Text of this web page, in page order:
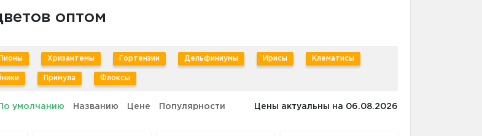
оптом
Пионы Хризантемы Гортензии Дельфиниумы Ирисы Клематисы
Примула Флоксы
умолчанию Названию Цене Популярности Цены актуальны на 06.08.2026